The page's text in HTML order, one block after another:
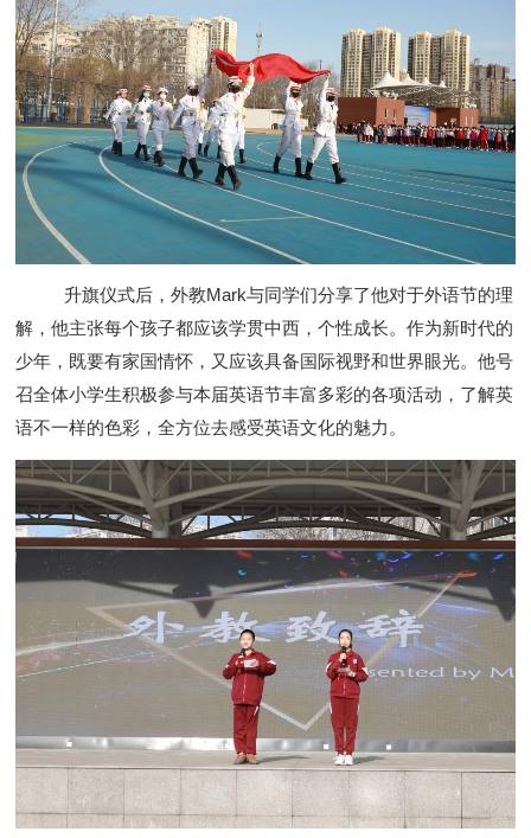
升旗仪式后，外教Mark与同学们分享了他对于外语节的理
解，他主张每个孩子都应该学贯中西，个性成长。作为新时代的
少年，既要有家国情怀，又应该具备国际视野和世界眼光。他号
召全体小学生积极参与本届英语节丰富多彩的各项活动，了解英
语不一样的色彩，全方位去感受英语文化的魅力。